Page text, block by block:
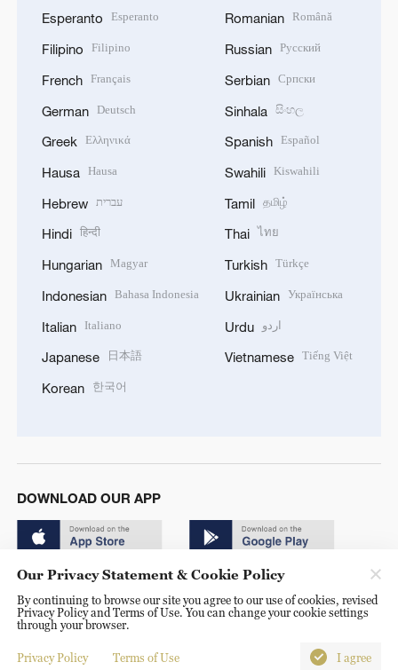
Esperanto Esperanto
Filipino Filipino
French Français
German Deutsch
Greek Ελληνικά
Hausa Hausa
Hebrew עברית
Hindi हिन्दी
Hungarian Magyar
Indonesian Bahasa Indonesia
Italian Italiano
Japanese 日本語
Korean 한국어
Romanian Română
Russian Русский
Serbian Српски
Sinhala සිංහල
Spanish Español
Swahili Kiswahili
Tamil தமிழ்
Thai ไทย
Turkish Türkçe
Ukrainian Українська
Urdu اردو
Vietnamese Tiếng Việt
DOWNLOAD OUR APP
© China Radio International.CRI. All Rights Reserved. 16A
Shijingshan Road, Beijing, China. 100040
Our Privacy Statement & Cookie Policy
By continuing to browse our site you agree to our use of cookies, revised
Privacy Policy and Terms of Use. You can change your cookie settings
through your browser.
Privacy Policy Terms of Use I agree